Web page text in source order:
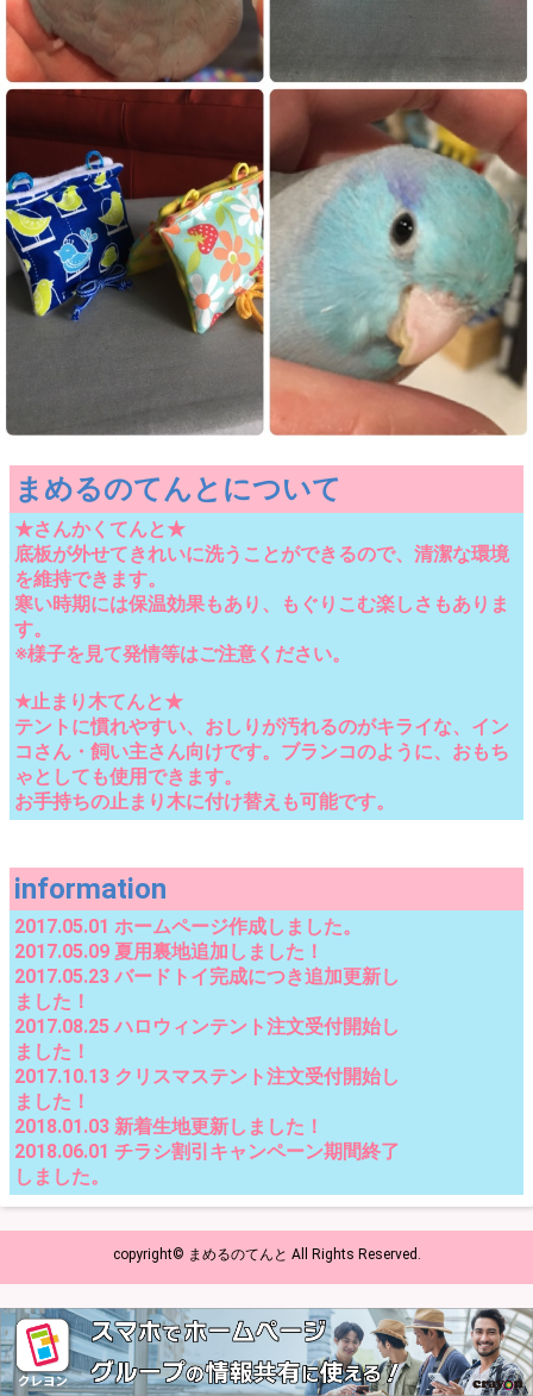
まめるのてんとについて
★さんかくてんと★
底板が外せてきれいに洗うことができるので、清潔な環境
を維持できます。
寒い時期には保温効果もあり、もぐりこむ楽しさもありま
す。
※様子を見て発情等はご注意ください。
★止まり木てんと★
テントに慣れやすい、おしりが汚れるのがキライな、イン
コさん・飼い主さん向けです。ブランコのように、おもち
ゃとしても使用できます。
お手持ちの止まり木に付け替えも可能です。
information
2017.05.01 ホームページ作成しました。
2017.05.09 夏用裏地追加しました！
2017.05.23 バードトイ完成につき追加更新し
ました！
2017.08.25 ハロウィンテント注文受付開始し
ました！
2017.10.13 クリスマステント注文受付開始し
ました！
2018.01.03 新着生地更新しました！
2018.06.01 チラシ割引キャンペーン期間終了
しました。
copyright© まめるのてんと All Rights Reserved.